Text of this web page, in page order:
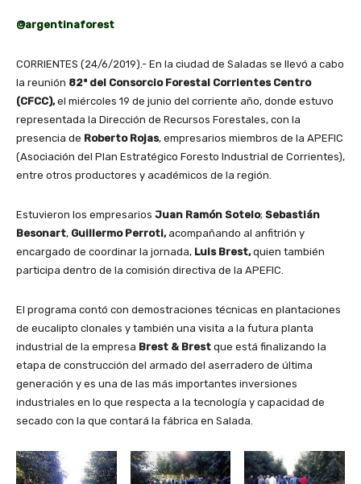
@argentinaforest
CORRIENTES (24/6/2019).- En la ciudad de Saladas se llevó a cabo
la reunión 82ª del Consorcio Forestal Corrientes Centro
(CFCC),el miércoles 19 de junio del corriente año, donde estuvo
representada la Dirección de Recursos Forestales, con la
presencia de Roberto Rojas, empresarios miembros de la APEFIC
(Asociación del Plan Estratégico Foresto Industrial de Corrientes),
entre otros productores y académicos de la región.
Estuvieron los empresarios Juan Ramón Sotelo; Sebastián
Besonart, Guillermo Perroti,acompañando al anfitrión y
encargado de coordinar la jornada, Luis Brest,quien también
participa dentro de la comisión directiva de la APEFIC.
El programa contó con demostraciones técnicas en plantaciones
de eucalipto clonales y también una visita a la futura planta
industrial de la empresa Brest & Brest que está finalizando la
etapa de construcción del armado del aserradero de última
generación y es una de las más importantes inversiones
industriales en lo que respecta a la tecnología y capacidad de
secado con la que contará la fábrica en Salada.